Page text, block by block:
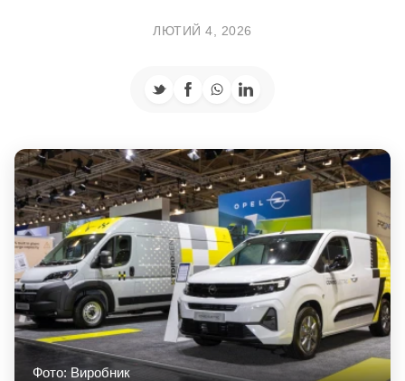
ЛЮТИЙ 4, 2026
Фото: Виробник